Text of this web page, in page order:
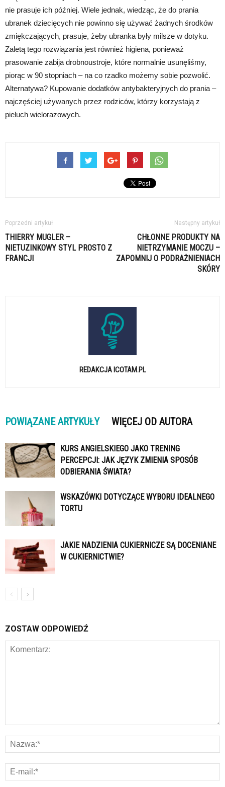
nie prasuje ich później. Wiele jednak, wiedząc, że do prania
ubranek dziecięcych nie powinno się używać żadnych środków
zmiękczających, prasuje, żeby ubranka były milsze w dotyku.
Zaletą tego rozwiązania jest również higiena, ponieważ
prasowanie zabija drobnoustroje, które normalnie usunęliśmy,
piorąc w 90 stopniach – na co rzadko możemy sobie pozwolić.
Alternatywa? Kupowanie dodatków antybakteryjnych do prania –
najczęściej używanych przez rodziców, którzy korzystają z
pieluch wielorazowych.
Poprzedni artykuł
THIERRY MUGLER –
NIETUZINKOWY STYL PROSTO Z
FRANCJI
Następny artykuł
CHŁONNE PRODUKTY NA
NIETRZYMANIE MOCZU –
ZAPOMNIJ O PODRAŻNIENIACH
SKÓRY
REDAKCJA ICOTAM.PL
POWIĄZANE ARTYKUŁY WIĘCEJ OD AUTORA
KURS ANGIELSKIEGO JAKO TRENING
PERCEPCJI: JAK JĘZYK ZMIENIA SPOSÓB
ODBIERANIA ŚWIATA?
WSKAZÓWKI DOTYCZĄCE WYBORU IDEALNEGO
TORTU
JAKIE NADZIENIA CUKIERNICZE SĄ DOCENIANE
W CUKIERNICTWIE?
ZOSTAW ODPOWIEDŹ